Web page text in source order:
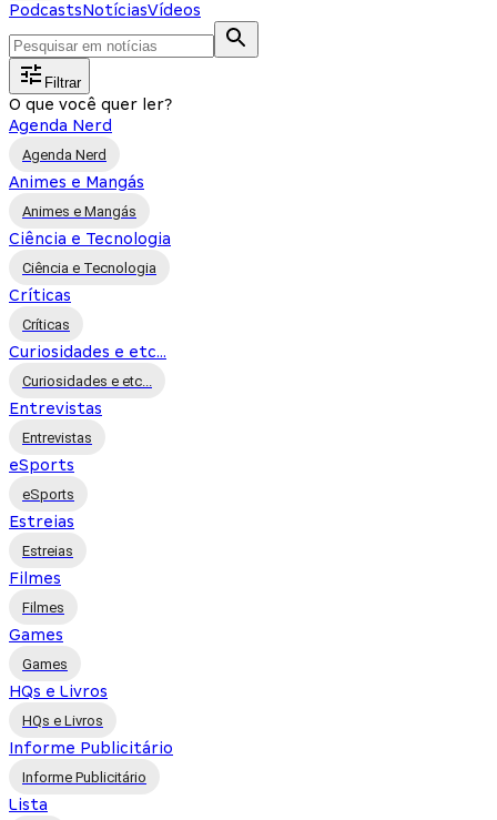
PodcastsNotíciasVídeos
Filtrar
O que você quer ler?
Agenda Nerd
Agenda Nerd
Animes e Mangás
Animes e Mangás
Ciência e Tecnologia
Ciência e Tecnologia
Críticas
Críticas
Curiosidades e etc...
Curiosidades e etc...
Entrevistas
Entrevistas
eSports
eSports
Estreias
Estreias
Filmes
Filmes
Games
Games
HQs e Livros
HQs e Livros
Informe Publicitário
Informe Publicitário
Lista